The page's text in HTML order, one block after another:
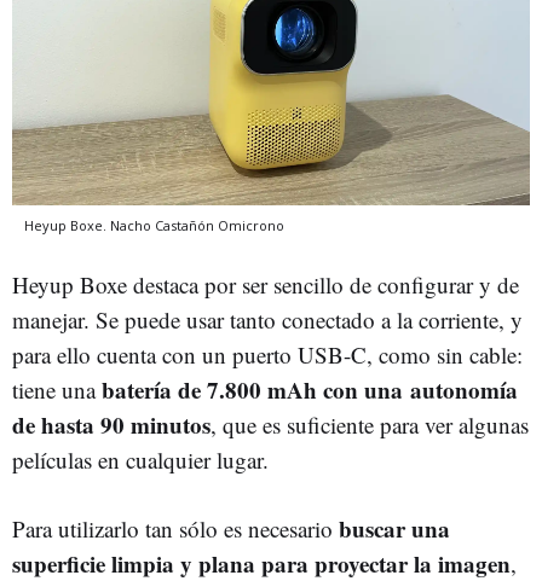
Heyup Boxe. Nacho Castañón Omicrono
Heyup Boxe destaca por ser sencillo de configurar y de
manejar. Se puede usar tanto conectado a la corriente, y
para ello cuenta con un puerto USB-C, como sin cable:
tiene unabatería de 7.800 mAh con una autonomía
de hasta 90 minutos, que es suficiente para ver algunas
películas en cualquier lugar.
Para utilizarlo tan sólo es necesario buscar una
superficie limpia y plana para proyectar la imagen,